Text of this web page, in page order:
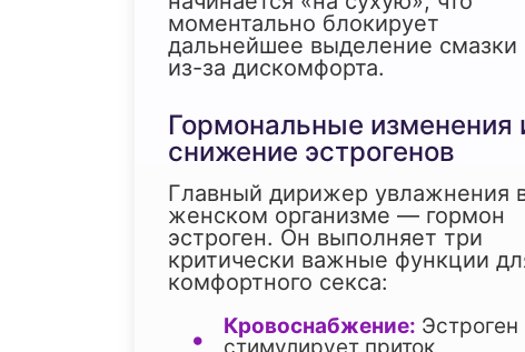
моментально блокирует
дальнейшее выделение смазки
из-за дискомфорта.
Гормональные изменения
снижение эстрогенов
Главный дирижер увлажнения
женском организме — гормон
эстроген. Он выполняет три
критически важные функции
комфортного секса:
Кровоснабжение: Эстроген